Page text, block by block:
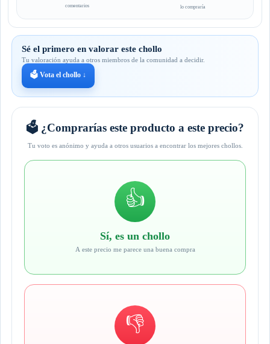
comentarios lo compraría
Sé el primero en valorar este chollo
Tu valoración ayuda a otros miembros de la comunidad a decidir.
🗳️ Vota el chollo ↓
🗳️ ¿Comprarías este producto a este precio?
Tu voto es anónimo y ayuda a otros usuarios a encontrar los mejores chollos.
👍
Sí, es un chollo
A este precio me parece una buena compra
👎